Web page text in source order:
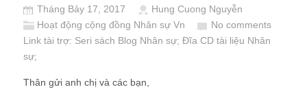
Tháng Bảy 17, 2017
Hung Cuong Nguyễn
Hoạt động cộng đồng Nhân sự Vn
No comments
Link tài trợ: Seri sách Blog Nhân sự; Đĩa CD tài liệu Nhân
sự;
Thân gửi anh chị và các bạn,